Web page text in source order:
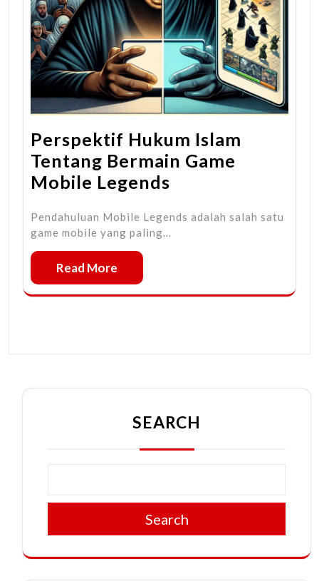
Perspektif Hukum Islam
Tentang Bermain Game
Mobile Legends
Pendahuluan Mobile Legends adalah salah satu
game mobile yang paling…
Read More
SEARCH
Search